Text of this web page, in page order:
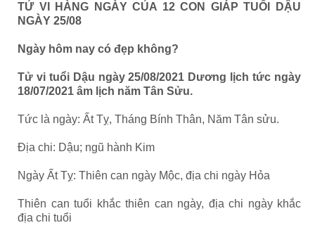
TỬ VI HÀNG NGÀY CỦA 12 CON GIÁP TUỔI DẬU
NGÀY 25/08
Ngày hôm nay có đẹp không?
Tử vi tuổi Dậu ngày 25/08/2021 Dương lịch tức ngày
18/07/2021 âm lịch năm Tân Sửu.
Tức là ngày: Ất Tỵ, Tháng Bính Thân, Năm Tân sửu.
Địa chi: Dậu; ngũ hành Kim
Ngày Ất Tỵ: Thiên can ngày Mộc, địa chi ngày Hỏa
Thiên can tuổi khắc thiên can ngày, địa chi ngày khắc
địa chi tuổi